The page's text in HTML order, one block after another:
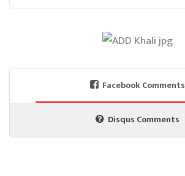
Facebook Comments
Disqus Comments